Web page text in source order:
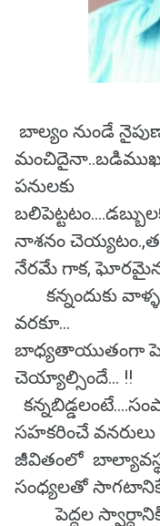
బాల్యం నుండే
పనులకు
నాశనం
నేరమే గాక,
కన్నందుకు వాళ్ళ
వరకూ...
బాధ్యతాయుతంగా
చెయ్యాల్సిందే... !!
సహకరించే
జీవితంలో
సంధ్యలతో
పెద్దల